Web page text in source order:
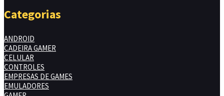
Categorias
ANDROID
CADEIRA GAMER
CELULAR
CONTROLES
EMPRESAS DE GAMES
EMULADORES